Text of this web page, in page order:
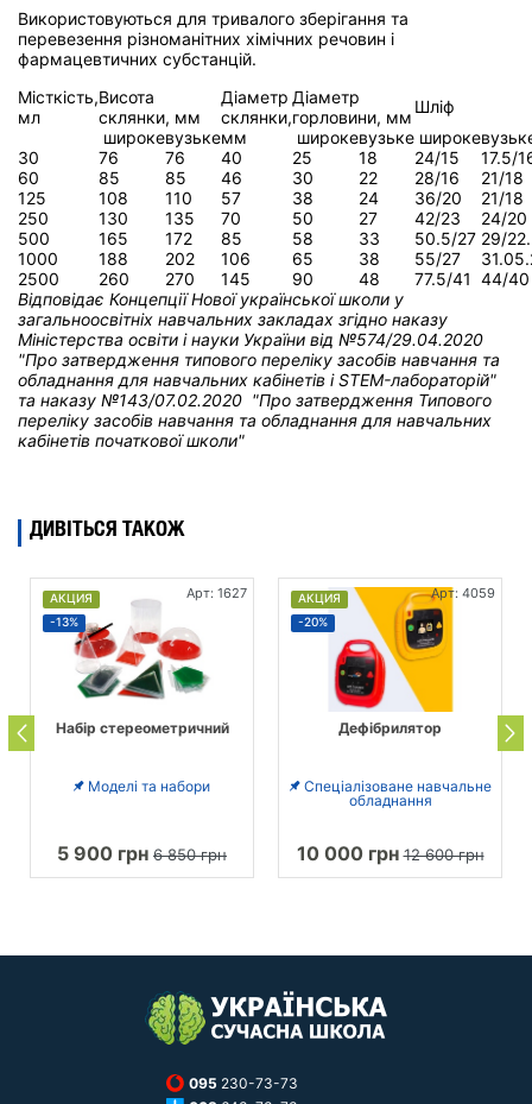
Використовуються для тривалого зберігання та
перевезення різноманітних хімічних речовин і
фармацевтичних субстанцій.
Місткість,
мл
Висота
склянки, мм
Діаметр
склянки,
мм
Діаметр
горловини, мм
Шліф
широкевузьке широкевузьке широке
30
76 76 40 25 18 24/15
17.5/
60
85 85 46 30 22 28/16
21/18
125
108 110 57 38 24 36/20
21/18
250
130 135 70 50 27 42/23
24/20
500
165 172 85 58 33 50.5/27 29/
1000
188 202 106 65 38 55/27
2500
260 270 145 90 48 77.5/41 44/40
Відповідає Концепції Нової української школи у
загальноосвітніх навчальних закладах згідно наказу
Міністерства освіти і науки України від №574/29.04.2020
"Про затвердження типового переліку засобів навчання та
обладнання для навчальних кабінетів і STEM-лабораторій"
та наказу №143/07.02.2020 "Про затвердження Типового
переліку засобів навчання та обладнання для навчальних
кабінетів початкової школи"
ДИВІТЬСЯ ТАКОЖ
АКЦИЯ
-13%
Арт: 1627
Набір стереометричний
Моделі та набори
5 900 грн 6 850 грн
АКЦИЯ
-20%
Арт: 4059
Дефібрилятор
Спеціалізоване навчальне
обладнання
10 000 грн12 600 грн
095 230-73-73